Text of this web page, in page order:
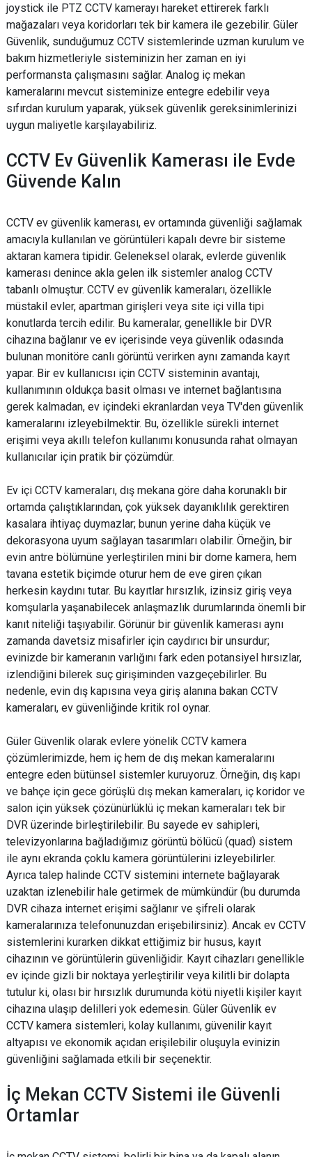
joystick ile PTZ CCTV kamerayı hareket ettirerek farklı
mağazaları veya koridorları tek bir kamera ile gezebilir. Güler
Güvenlik, sunduğumuz CCTV sistemlerinde uzman kurulum ve
bakım hizmetleriyle sisteminizin her zaman en iyi
performansta çalışmasını sağlar. Analog iç mekan
kameralarını mevcut sisteminize entegre edebilir veya
sıfırdan kurulum yaparak, yüksek güvenlik gereksinimlerinizi
uygun maliyetle karşılayabiliriz.
CCTV Ev Güvenlik Kamerası ile Evde
Güvende Kalın
CCTV ev güvenlik kamerası, ev ortamında güvenliği sağlamak
amacıyla kullanılan ve görüntüleri kapalı devre bir sisteme
aktaran kamera tipidir. Geleneksel olarak, evlerde güvenlik
kamerası denince akla gelen ilk sistemler analog CCTV
tabanlı olmuştur. CCTV ev güvenlik kameraları, özellikle
müstakil evler, apartman girişleri veya site içi villa tipi
konutlarda tercih edilir. Bu kameralar, genellikle bir DVR
cihazına bağlanır ve ev içerisinde veya güvenlik odasında
bulunan monitöre canlı görüntü verirken aynı zamanda kayıt
yapar. Bir ev kullanıcısı için CCTV sisteminin avantajı,
kullanımının oldukça basit olması ve internet bağlantısına
gerek kalmadan, ev içindeki ekranlardan veya TV'den güvenlik
kameralarını izleyebilmektir. Bu, özellikle sürekli internet
erişimi veya akıllı telefon kullanımı konusunda rahat olmayan
kullanıcılar için pratik bir çözümdür.
Ev içi CCTV kameraları, dış mekana göre daha korunaklı bir
ortamda çalıştıklarından, çok yüksek dayanıklılık gerektiren
kasalara ihtiyaç duymazlar; bunun yerine daha küçük ve
dekorasyona uyum sağlayan tasarımları olabilir. Örneğin, bir
evin antre bölümüne yerleştirilen mini bir dome kamera, hem
tavana estetik biçimde oturur hem de eve giren çıkan
herkesin kaydını tutar. Bu kayıtlar hırsızlık, izinsiz giriş veya
komşularla yaşanabilecek anlaşmazlık durumlarında önemli bir
kanıt niteliği taşıyabilir. Görünür bir güvenlik kamerası aynı
zamanda davetsiz misafirler için caydırıcı bir unsurdur;
evinizde bir kameranın varlığını fark eden potansiyel hırsızlar,
izlendiğini bilerek suç girişiminden vazgeçebilirler. Bu
nedenle, evin dış kapısına veya giriş alanına bakan CCTV
kameraları, ev güvenliğinde kritik rol oynar.
Güler Güvenlik olarak evlere yönelik CCTV kamera
çözümlerimizde, hem iç hem de dış mekan kameralarını
entegre eden bütünsel sistemler kuruyoruz. Örneğin, dış kapı
ve bahçe için gece görüşlü dış mekan kameraları, iç koridor ve
salon için yüksek çözünürlüklü iç mekan kameraları tek bir
DVR üzerinde birleştirilebilir. Bu sayede ev sahipleri,
televizyonlarına bağladığımız görüntü bölücü (quad) sistem
ile aynı ekranda çoklu kamera görüntülerini izleyebilirler.
Ayrıca talep halinde CCTV sistemini internete bağlayarak
uzaktan izlenebilir hale getirmek de mümkündür (bu durumda
DVR cihaza internet erişimi sağlanır ve şifreli olarak
kameralarınıza telefonunuzdan erişebilirsiniz). Ancak ev CCTV
sistemlerini kurarken dikkat ettiğimiz bir husus, kayıt
cihazının ve görüntülerin güvenliğidir. Kayıt cihazları genellikle
ev içinde gizli bir noktaya yerleştirilir veya kilitli bir dolapta
tutulur ki, olası bir hırsızlık durumunda kötü niyetli kişiler kayıt
cihazına ulaşıp delilleri yok edemesin. Güler Güvenlik ev
CCTV kamera sistemleri, kolay kullanımı, güvenilir kayıt
altyapısı ve ekonomik açıdan erişilebilir oluşuyla evinizin
güvenliğini sağlamada etkili bir seçenektir.
İç Mekan CCTV Sistemi ile Güvenli
Ortamlar